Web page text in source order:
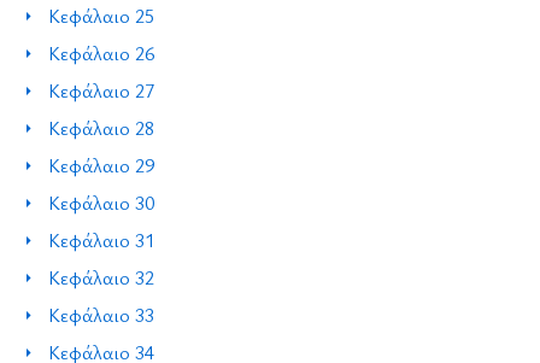
Κεφάλαιο 25
Κεφάλαιο 26
Κεφάλαιο 27
Κεφάλαιο 28
Κεφάλαιο 29
Κεφάλαιο 30
Κεφάλαιο 31
Κεφάλαιο 32
Κεφάλαιο 33
Κεφάλαιο 34